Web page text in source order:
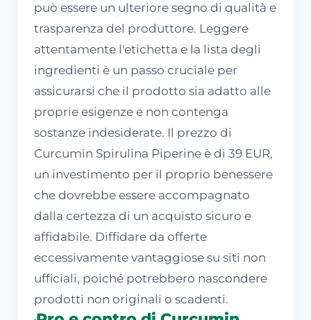
può essere un ulteriore segno di qualità e
trasparenza del produttore. Leggere
attentamente l'etichetta e la lista degli
ingredienti è un passo cruciale per
assicurarsi che il prodotto sia adatto alle
proprie esigenze e non contenga
sostanze indesiderate. Il prezzo di
Curcumin Spirulina Piperine è di 39 EUR,
un investimento per il proprio benessere
che dovrebbe essere accompagnato
dalla certezza di un acquisto sicuro e
affidabile. Diffidare da offerte
eccessivamente vantaggiose su siti non
ufficiali, poiché potrebbero nascondere
prodotti non originali o scadenti.